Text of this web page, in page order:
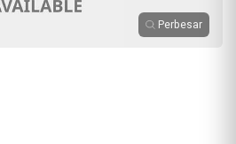
Perbesar